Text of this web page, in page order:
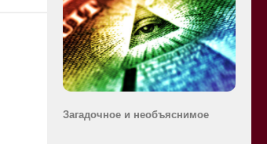
Загадочное и необъяснимое